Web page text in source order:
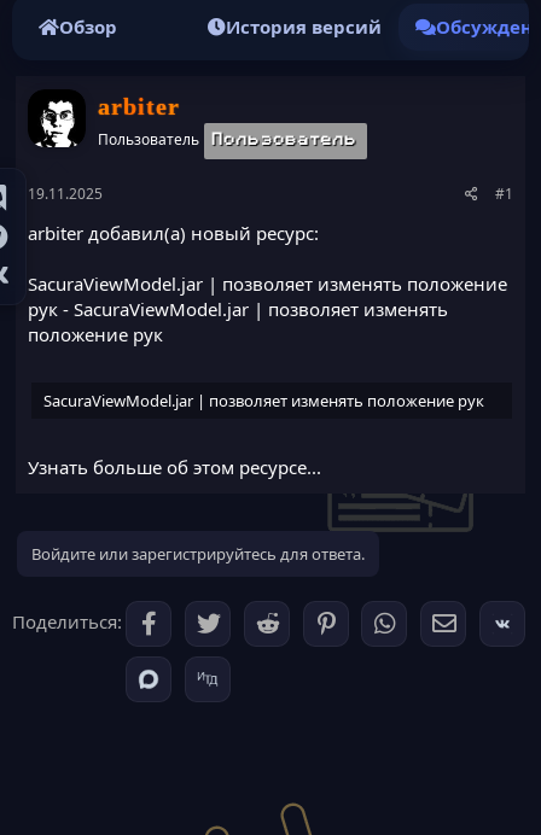
мОбзор История версий
arbiter
Пользователь Пользователь
19.11.2025 #1
arbiter добавил(а) новый ресурс:
SacuraViewModel.jar | позволяет изменять положение
рук - SacuraViewModel.jar | позволяет изменять
положение рук
SacuraViewModel.jar | позволяет изменять положение рук
Узнать больше об этом ресурсе...
Войдите или зарегистрируйтесь для ответа.
Поделиться: